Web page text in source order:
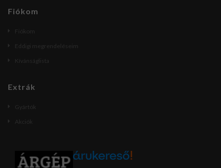
Fiókom
Fiókom
Eddigi megrendeléseim
Kívánságlista
Extrák
Gyártók
Akciók